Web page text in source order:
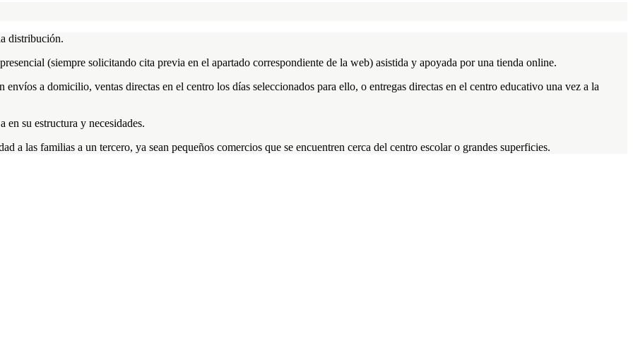
distribución.
(siempre solicitando cita previa en el apartado correspondiente de la web) asistida y apoyada por una tienda online.
a domicilio, ventas directas en el centro los días seleccionados para ello, o entregas directas en el centro educativo una vez a la
su estructura y necesidades.
a las familias a un tercero, ya sean pequeños comercios que se encuentren cerca del centro escolar o grandes superficies.